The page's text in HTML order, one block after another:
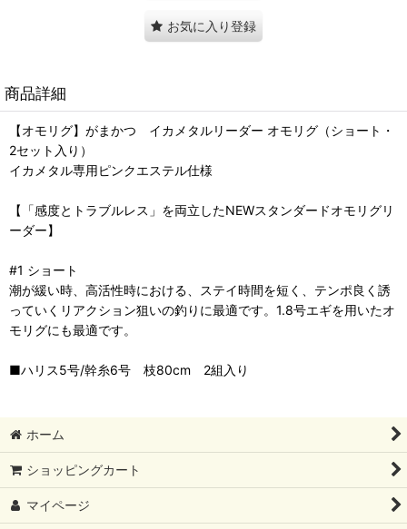
お気に入り登録
商品詳細
【オモリグ】がまかつ イカメタルリーダー オモリグ（ショート・
2セット入り）
イカメタル専用ピンクエステル仕様
【「感度とトラブルレス」を両立したNEWスタンダードオモリグリ
ーダー】
#1 ショート
潮が緩い時、高活性時における、ステイ時間を短く、テンポ良く誘
っていくリアクション狙いの釣りに最適です。1.8号エギを用いたオ
モリグにも最適です。
■ハリス5号/幹糸6号 枝80cm 2組入り
ホーム
ショッピングカート
マイページ